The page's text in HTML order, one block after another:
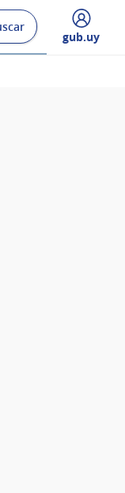
Desplegar
gub.uy